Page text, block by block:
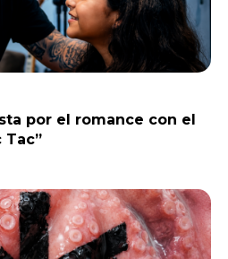
por el romance con el
Tac”